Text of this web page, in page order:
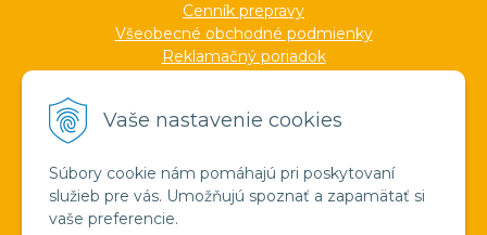
Vaše nastavenie cookies
Súbory cookie nám pomáhajú pri poskytovaní
služieb pre vás. Umožňujú spoznať a zapamätať si
vaše preferencie.
Cenník prepravy
Všeobecné obchodné podmienky
Reklamačný poriadok
Formuláre
Ocenenia
Veľkoobchod
Verejné obstarávanie